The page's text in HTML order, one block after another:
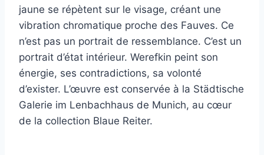
jaune se répètent sur le visage, créant une
vibration chromatique proche des Fauves. Ce
n’est pas un portrait de ressemblance. C’est un
portrait d’état intérieur. Werefkin peint son
énergie, ses contradictions, sa volonté
d’exister. L’œuvre est conservée à la Städtische
Galerie im Lenbachhaus de Munich, au cœur
de la collection Blaue Reiter.